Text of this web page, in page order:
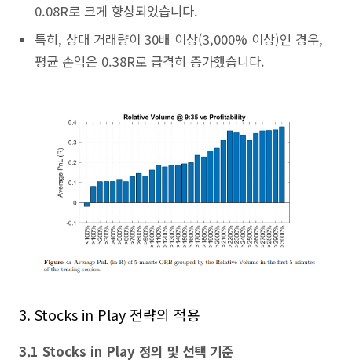
0.08R로 크게 향상되었습니다.
특히, 상대 거래량이 30배 이상(3,000% 이상)인 경우,
평균 손익은 0.38R로 급격히 증가했습니다.
3. Stocks in Play 전략의 적용
3.1 Stocks in Play 정의 및 선택 기준